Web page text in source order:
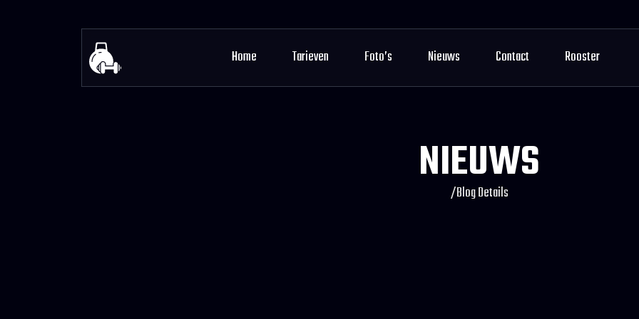
Home Tarieven Foto’s Nieuws Contact Rooster
NIEUWS
/Blog Details